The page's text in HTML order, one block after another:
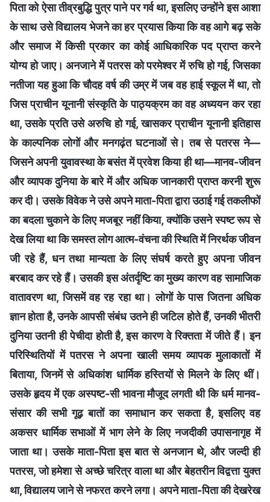
पिता को ऐसा तीव्रबुद्धि पुत्र पाने पर गर्व था, इसलिए उन्होंने इस आशा
के साथ उसे विद्यालय भेजने का हर प्रयास किया कि वह आगे बढ़ सके
और समाज में किसी प्रकार का कोई आधिकारिक पद प्राप्त करने
योग्य हो जाए। अनजाने में पतरस को परमेश्वर में रुचि हो गई, जिसका
नतीजा यह हुआ कि चौदह वर्ष की उम्र में जब वह हाई स्कूल में था, तो
जिस प्राचीन यूनानी संस्कृति के पाठ्यक्रम का वह अध्ययन कर रहा
था, उसके प्रति उसे अरुचि हो गई, खासकर प्राचीन यूनानी इतिहास
के काल्पनिक लोगों और मनगढ़ंत घटनाओं से। तब से पतरस ने—
जिसने अपनी युवावस्था के बसंत में प्रवेश किया ही था—मानव-जीवन
और व्यापक दुनिया के बारे में और अधिक जानकारी प्राप्त करनी शुरू
कर दी। उसके विवेक ने उसे अपने माता-पिता द्वारा उठाई गई तकलीफों
का बदला चुकाने के लिए मजबूर नहीं किया, क्योंकि उसने स्पष्ट रूप से
देख लिया था कि समस्त लोग आत्म-वंचना की स्थिति में निरर्थक जीवन
जी रहे हैं, धन तथा मान्यता के लिए संघर्ष करते हुए अपना जीवन
बरबाद कर रहे हैं। उसकी इस अंतर्दृष्टि का मुख्य कारण वह सामाजिक
वातावरण था, जिसमें वह रह रहा था। लोगों के पास जितना अधिक
ज्ञान होता है, उनके आपसी संबंध उतने ही जटिल होते हैं, उनकी भीतरी
दुनिया उतनी ही पेचीदा होती है, इस कारण वे रिक्तता में जीते हैं। इन
परिस्थितियों में पतरस ने अपना खाली समय व्यापक मुलाकातों में
बिताया, जिनमें से अधिकांश धार्मिक हस्तियों से मिलने के लिए थीं।
उसके हृदय में एक अस्पष्ट-सी भावना मौजूद लगती थी कि धर्म मानव-
संसार की सभी गूढ़ बातों का समाधान कर सकता है, इसलिए वह
अकसर धार्मिक सभाओं में भाग लेने के लिए नजदीकी उपासनागृह में
जाता था। उसके माता-पिता इस बात से अनजान थे, और जल्दी ही
पतरस, जो हमेशा से अच्छे चरित्र वाला था और बेहतरीन विद्वत्ता युक्त
था, विद्यालय जाने से नफरत करने लगा। अपने माता-पिता की देखरेख